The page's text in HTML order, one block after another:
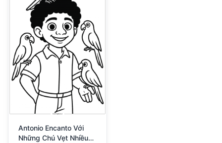
Antonio Encanto Với
Những Chú Vẹt Nhiều